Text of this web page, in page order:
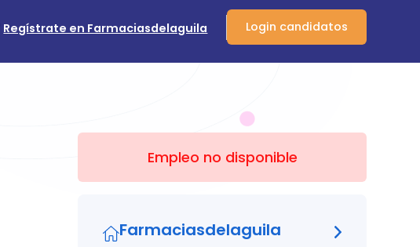
Regístrate en Farmaciasdelaguila Login candidatos
Empleo no disponible
Farmaciasdelaguila